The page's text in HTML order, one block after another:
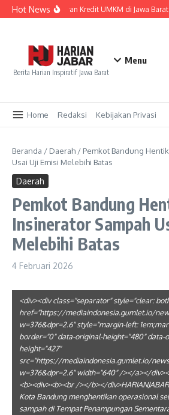
Lewati ke konten
Hot NewsPenyaluran Kredit UMKM di Jawa
Berita Harian Inspiratif Jawa Barat
Menu
Home Redaksi Kebijakan Privasi
Beranda / Daerah / Pemkot Bandung
Usai Uji Emisi Melebihi Batas
Daerah
Pemkot Bandung
Insinerator Sampah
Melebihi Batas
4 Februari 2026
<div><div class="separator" style="clear:
href="https://mediaindonesia.gumlet.io/
w=376&dpr=2.6" style="margin-left:
border="0" data-original-height="480" data-
height="427"
src="https://mediaindonesia.gumlet.io/
w=376&dpr=2.6" width="640" /></a></
<b><div><b><br /></b></
Kota Bandung menghentikan operasional
sampah di Tempat Penampungan